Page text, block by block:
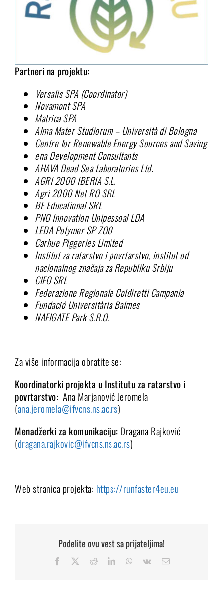
Partneri na projektu:
Versalis SPA (Coordinator)
Novamont SPA
Matrica SPA
Alma Mater Studiorum – Università di Bologna
Centre for Renewable Energy Sources and Saving
ena Development Consultants
AHAVA Dead Sea Laboratories Ltd.
AGRI 2000 IBERIA S.L.
Agri 2000 Net RO SRL
BF Educational SRL
PNO Innovation Unipessoal LDA
LEDA Polymer SP ZOO
Carhue Piggeries Limited
Institut za ratarstvo i povrtarstvo, institut od
nacionalnog značaja za Republiku Srbiju
CIFO SRL
Federazione Regionale Coldiretti Campania
Fundació Universitària Balmes
NAFIGATE Park S.R.O.
Za više informacija obratite se:
Koordinatorki projekta u Institutu za ratarstvo i
povrtarstvo: Ana Marjanović Jeromela
(ana.jeromela@ifvcns.ns.ac.rs)
Menadžerki za komunikaciju: Dragana Rajković
(dragana.rajkovic@ifvcns.ns.ac.rs)
Web stranica projekta: https://runfaster4eu.eu
Podelite ovu vest sa prijateljima!
Facebook RedditLinkedInWhatsApp
Vk Email